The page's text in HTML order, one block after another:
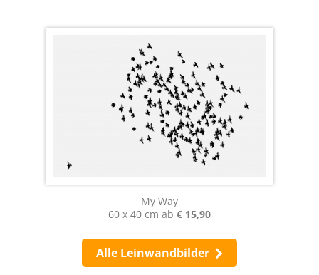
My Way
60 x 40 cm ab € 15,90
Alle Leinwandbilder